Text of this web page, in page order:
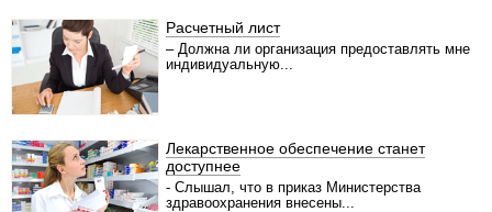
Расчетный лист
– Должна ли организация предоставлять мне
индивидуальную...
Лекарственное обеспечение станет
доступнее
- Слышал, что в приказ Министерства
здравоохранения внесены...